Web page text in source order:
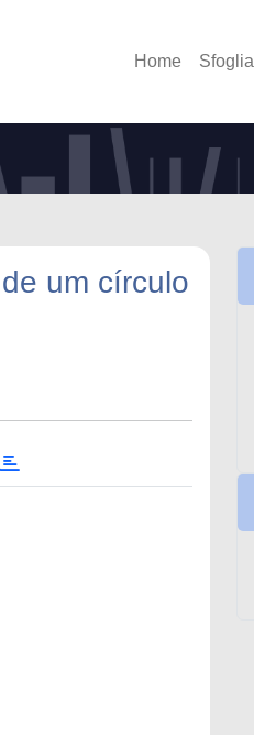
Home Sfoglia
um círculo